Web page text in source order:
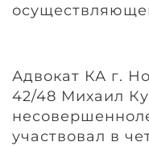
Адвокат КА г.
42/48 Михаил
участвовал в